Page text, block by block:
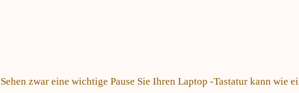
Sehen zwar eine wichtige Pause Sie Ihren Laptop -Tastatur kann wie